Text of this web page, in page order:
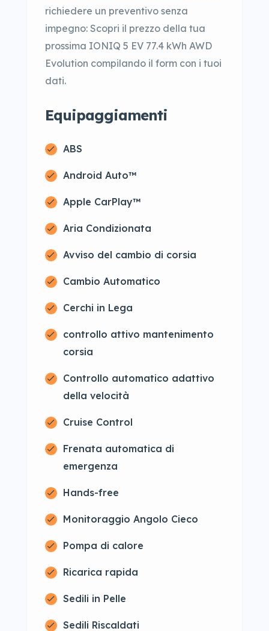
richiedere un preventivo senza
impegno: Scopri il prezzo della tua
prossima IONIQ 5 EV 77.4 kWh AWD
Evolution compilando il form con i tuoi
dati.
Equipaggiamenti
ABS
Android Auto™
Apple CarPlay™
Aria Condizionata
Avviso del cambio di corsia
Cambio Automatico
Cerchi in Lega
controllo attivo mantenimento
corsia
Controllo automatico adattivo
della velocità
Cruise Control
Frenata automatica di
emergenza
Hands-free
Monitoraggio Angolo Cieco
Pompa di calore
Ricarica rapida
Sedili in Pelle
Sedili Riscaldati